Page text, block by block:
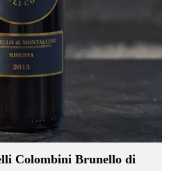
Colombini Brunello di